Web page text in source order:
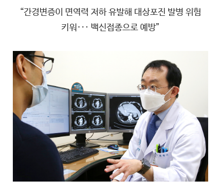
“간경변증이 면역력 저하 유발해 대상포진 발병 위험
키워··· 백신접종으로 예방”